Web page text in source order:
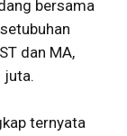
bersama
dan MA,
juta.
ternyata